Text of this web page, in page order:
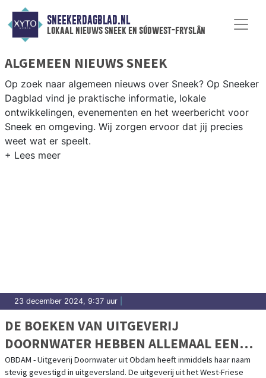
SNEEKERDAGBLAD.NL
lokaal nieuws sneek en súdwest-fryslân
ALGEMEEN NIEUWS SNEEK
Op zoek naar algemeen nieuws over Sneek? Op Sneeker
Dagblad vind je praktische informatie, lokale
ontwikkelingen, evenementen en het weerbericht voor
Sneek en omgeving. Wij zorgen ervoor dat jij precies
weet wat er speelt.
23 december 2024, 9:37 uur
DE BOEKEN VAN UITGEVERIJ
DOORNWATER HEBBEN ALLEMAAL EEN
MAATSCHAPPELIJK THEMA
OBDAM - Uitgeverij Doornwater uit Obdam heeft inmiddels haar naam
stevig gevestigd in uitgeversland. De uitgeverij uit het West-Friese